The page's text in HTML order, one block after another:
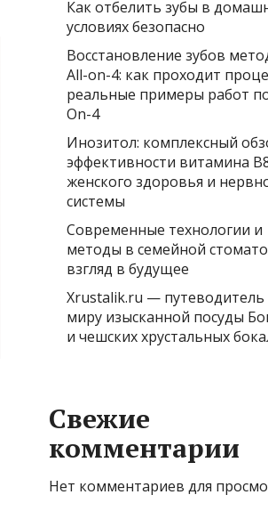
Как отбелить зубы в
условиях безопасно
Восстановление зубов
All-on-4: как проходит
реальные примеры работ
On-4
Инозитол: комплексный
эффективности витамина
женского здоровья и
системы
Современные технологии и
методы в семейной
взгляд в будущее
Xrustalik.ru — путеводитель
миру изысканной посуды
и чешских хрустальных
Свежие
комментарии
Нет комментариев для